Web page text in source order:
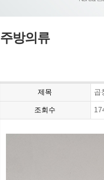
주방의류
제목 곱
조회수